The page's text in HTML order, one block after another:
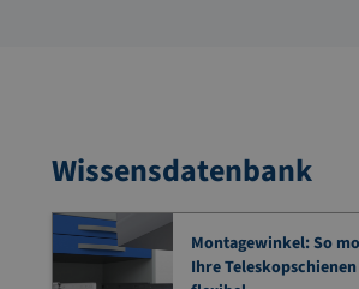
Wissensdatenbank
Montagewinkel: So
Ihre